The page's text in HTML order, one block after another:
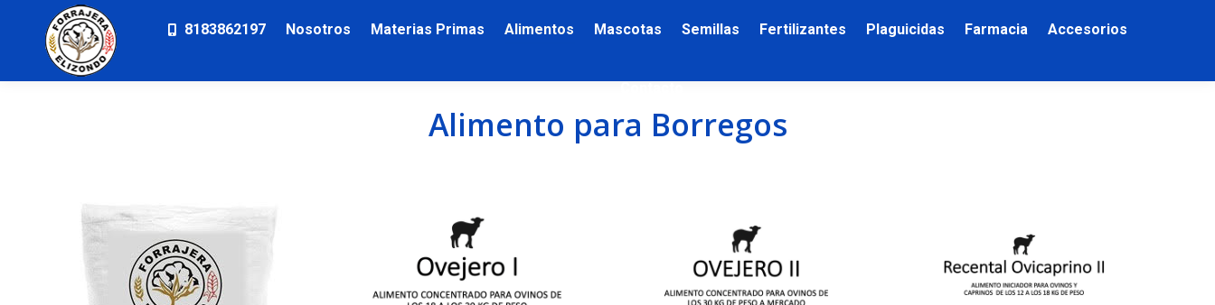
8183862197 Nosotros Materias Primas Alimentos Mascotas Semillas Fertilizantes Plaguicidas Farmacia Accesorios
Alimento para Borregos